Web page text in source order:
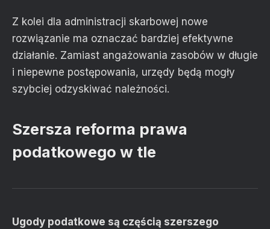
Z kolei dla administracji skarbowej nowe
rozwiązanie ma oznaczać bardziej efektywne
działanie. Zamiast angażowania zasobów w długie
i niepewne postępowania, urzędy będą mogły
szybciej odzyskiwać należności.
Szersza reforma prawa
podatkowego w tle
Ugody podatkowe są częścią szerszego